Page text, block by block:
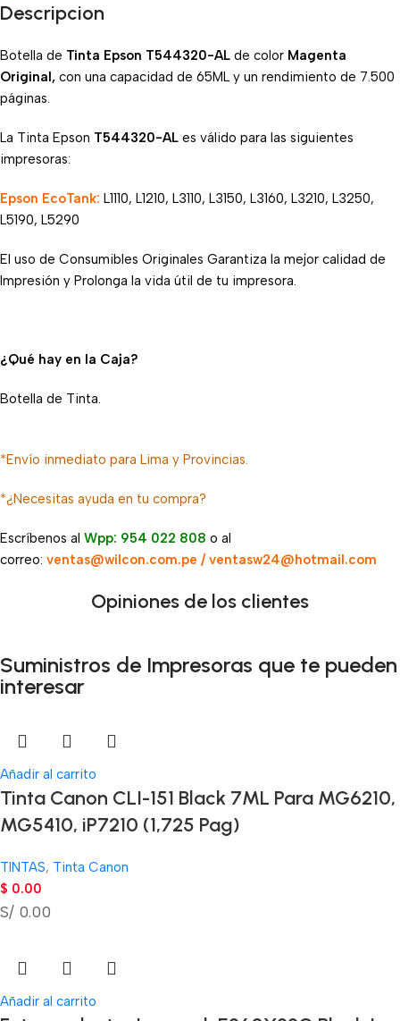
Descripcion
Botella de Tinta Epson T544320-AL de color Magenta
Original, con una capacidad de 65ML y un rendimiento de 7.500
páginas.
La Tinta Epson T544320-AL es válido para las siguientes
impresoras:
Epson EcoTank: L1110, L1210, L3110, L3150, L3160, L3210, L3250,
L5190, L5290
El uso de Consumibles Originales Garantiza la mejor calidad de
Impresión y Prolonga la vida útil de tu impresora.
¿Qué hay en la Caja?
Botella de Tinta.
*Envío inmediato para Lima y Provincias.
*¿Necesitas ayuda en tu compra?
Escríbenos al Wpp: 954 022 808 o al
correo: ventas@wilcon.com.pe / ventasw24@hotmail.com
Opiniones de los clientes
Suministros de Impresoras que te pueden
interesar
Añadir al carrito
Tinta Canon CLI-151 Black 7ML Para MG6210,
MG5410, iP7210 (1,725 Pag)
TINTAS, Tinta Canon
$ 0.00
S/ 0.00
Añadir al carrito